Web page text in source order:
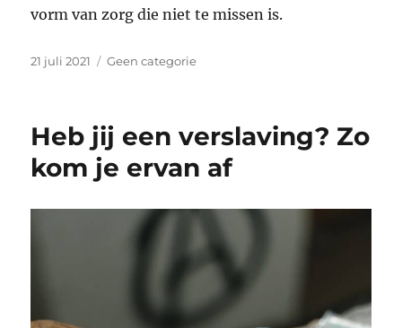
vorm van zorg die niet te missen is.
Geplaatst
21 juli 2021 Categorieën
Geen categorie
Heb jij een verslaving? Zo
kom je ervan af